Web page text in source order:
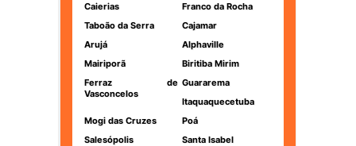
Caierias
Franco da Rocha
Taboão da Serra
Cajamar
Arujá
Alphaville
Mairiporã
Biritiba Mirim
Ferraz de
Vasconcelos
Guararema
Itaquaquecetuba
Mogi das Cruzes
Poá
Salesópolis
Santa Isabel